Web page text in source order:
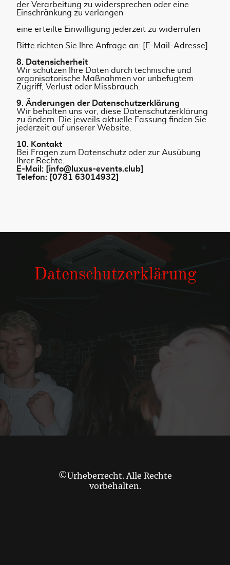
der Verarbeitung zu widersprechen oder eine
Einschränkung zu verlangen
eine erteilte Einwilligung jederzeit zu widerrufen
Bitte richten Sie Ihre Anfrage an: [E-Mail-Adresse]
8. Datensicherheit
Wir schützen Ihre Daten durch technische und
organisatorische Maßnahmen vor unbefugtem
Zugriff, Verlust oder Missbrauch.
9. Änderungen der Datenschutzerklärung
Wir behalten uns vor, diese Datenschutzerklärung
zu ändern. Die jeweils aktuelle Fassung finden Sie
jederzeit auf unserer Website.
10. Kontakt
Bei Fragen zum Datenschutz oder zur Ausübung
Ihrer Rechte:
E-Mail: [info@luxus-events.club]
Telefon: [0781 63014932]
Datenschutzerklärung
©Urheberrecht. Alle Rechte
vorbehalten.